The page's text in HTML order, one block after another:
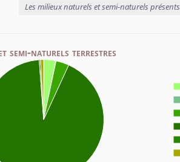
Les milieux naturels et semi-naturels
semi-naturels terrestres